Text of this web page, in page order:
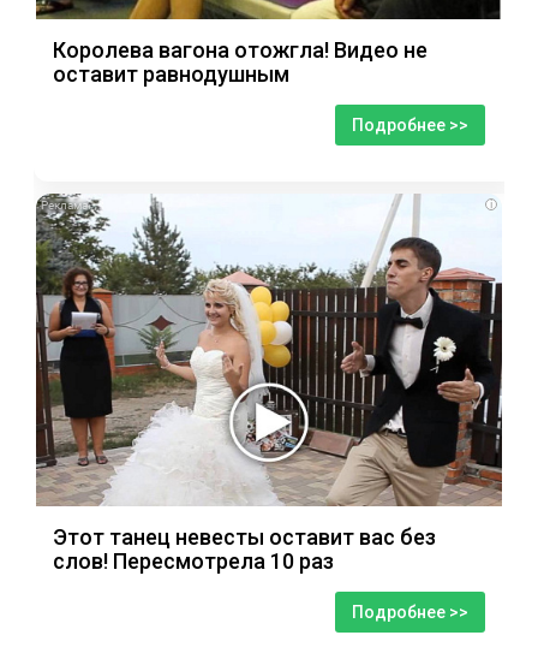
Королева вагона отожгла! Видео не
оставит равнодушным
Подробнее >>
i
Этот танец невесты оставит вас без
слов! Пересмотрела 10 раз
Подробнее >>